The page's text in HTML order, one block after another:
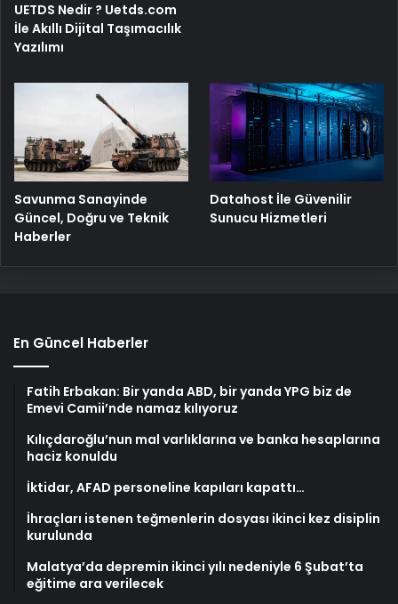
UETDS Nedir ? Uetds.com
İle Akıllı Dijital Taşımacılık
Yazılımı
Savunma Sanayinde
Güncel, Doğru ve Teknik
Haberler
Datahost İle Güvenilir
Sunucu Hizmetleri
En Güncel Haberler
Fatih Erbakan: Bir yanda ABD, bir yanda YPG biz de
Emevi Camii’nde namaz kılıyoruz
Kılıçdaroğlu’nun mal varlıklarına ve banka hesaplarına
haciz konuldu
İktidar, AFAD personeline kapıları kapattı…
İhraçları istenen teğmenlerin dosyası ikinci kez disiplin
kurulunda
Malatya’da depremin ikinci yılı nedeniyle 6 Şubat’ta
eğitime ara verilecek